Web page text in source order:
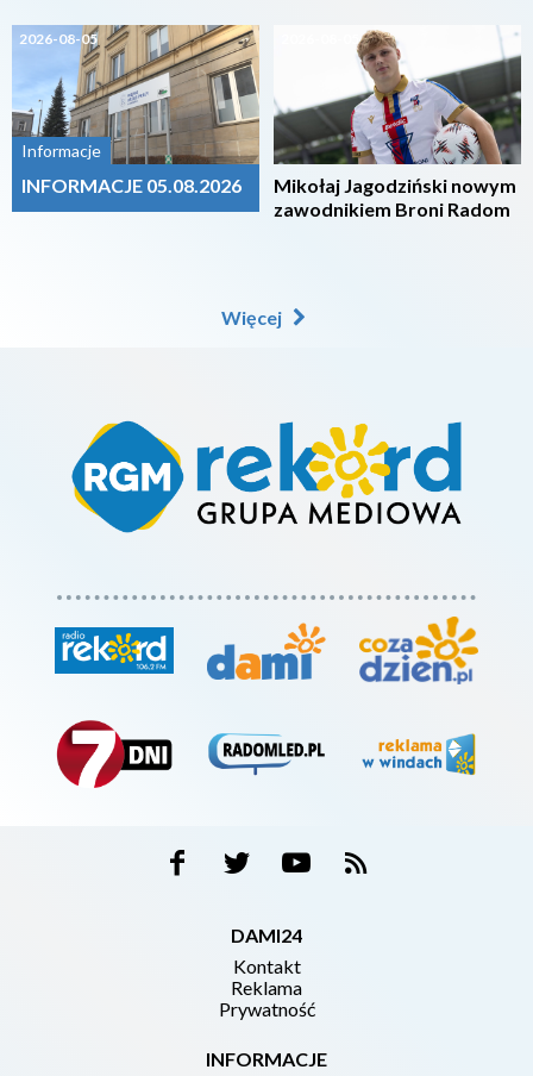
2026-08-05
Informacje
INFORMACJE 05.08.2026
2026-08-05
Mikołaj Jagodziński nowym
zawodnikiem Broni Radom
Więcej
DAMI24
Kontakt
Reklama
Prywatność
INFORMACJE